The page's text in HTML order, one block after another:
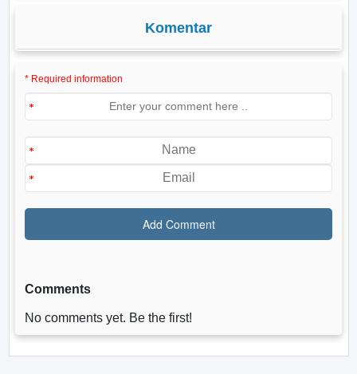
Komentar
* Required information
Comments
No comments yet. Be the first!